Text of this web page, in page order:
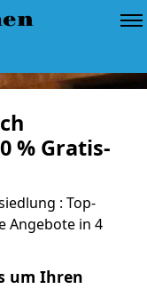
% Gratis-
: Top-
Angebote in 4
um Ihren